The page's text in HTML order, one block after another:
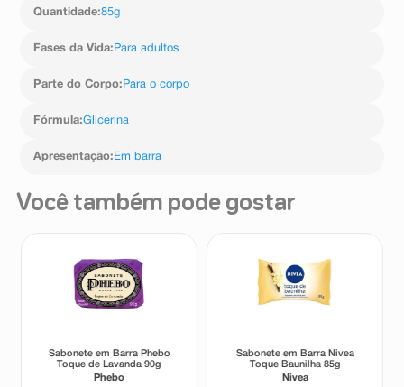
Quantidade:85g
Fases da Vida: Para adultos
Parte do Corpo: Para o corpo
Fórmula:Glicerina
Apresentação: Em barra
Você também pode gostar
Sabonete em Barra Phebo
Toque de Lavanda 90g
Phebo
Sabonete em Barra Nivea
Toque Baunilha 85g
Nivea